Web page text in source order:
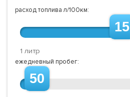
расход топлива л/100км:
15
1 литр
ежедневный пробег:
50